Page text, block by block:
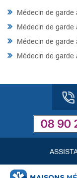
Médecin de garde
Médecin de garde
Médecin de garde
Médecin de garde